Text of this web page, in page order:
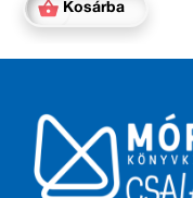
Kosárba